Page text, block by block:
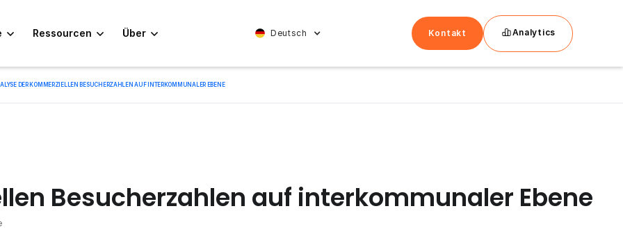
Ressourcen Über Deutsch Kontakt Analytics
DER KOMMERZIELLEN BESUCHERZAHLEN AUF INTERKOMMUNALER EBENE
Besucherzahlen auf interkommunaler Ebene